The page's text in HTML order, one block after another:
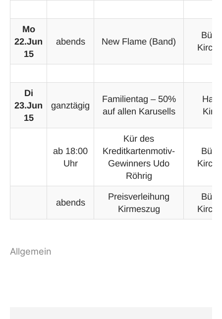
Mo
22.Jun
15
abends New Flame (Band)
Di
23.Jun
15
ganztägig
Familientag – 50%
auf allen Karusells
ab 18:00
Uhr
Kür des
Kreditkartenmotiv-
Gewinners Udo
Röhrig
abends
Preisverleihung
Kirmeszug